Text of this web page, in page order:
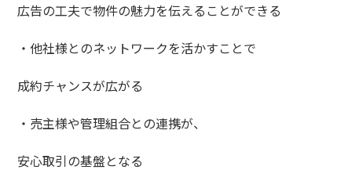
広告の工夫で物件の魅力を伝えることができる
・他社様とのネットワークを活かすことで
成約チャンスが広がる
・売主様や管理組合との連携が、
安心取引の基盤となる